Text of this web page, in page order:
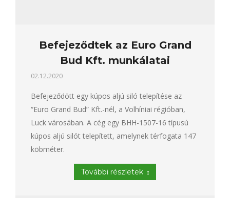
Befejeződtek az Euro Grand
Bud Kft. munkálatai
02.12.2020
Befejeződött egy kúpos aljú siló telepítése az
“Euro Grand Bud” Kft.-nél, a Volhíniai régióban,
Luck városában. A cég egy BHH-1507-16 típusú
kúpos aljú silót telepített, amelynek térfogata 147
köbméter.
További részletek